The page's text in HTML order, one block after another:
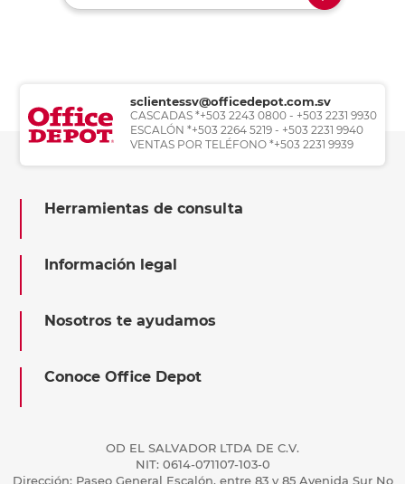
sclientessv@officedepot.com.sv
CASCADAS *+503 2243 0800 - +503 2231 9930
ESCALÓN *+503 2264 5219 - +503 2231 9940
VENTAS POR TELÉFONO *+503 2231 9939
Herramientas de consulta
Información legal
Nosotros te ayudamos
Conoce Office Depot
OD EL SALVADOR LTDA DE C.V.
NIT: 0614-071107-103-0
Dirección: Paseo General Escalón, entre 83 y 85 Avenida Sur No